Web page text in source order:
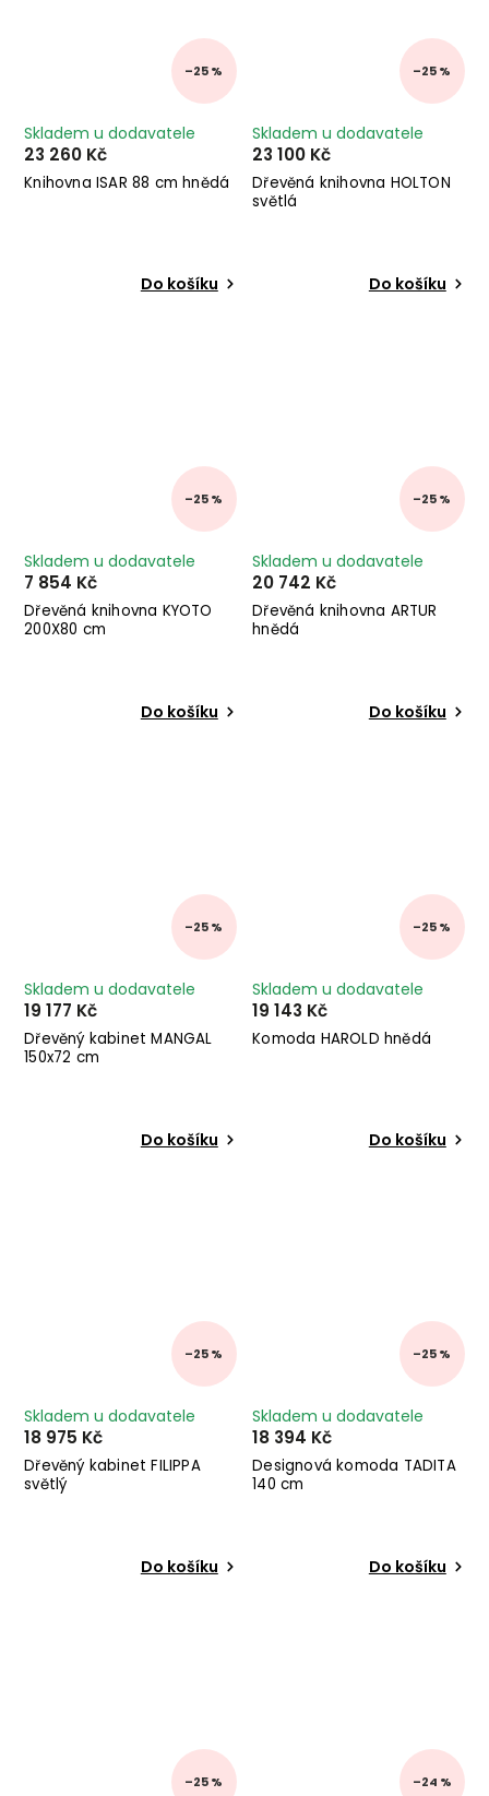
–25 %
Knihovna ISAR 88 cm hnědá
Skladem u dodavatele
23 260 Kč
Do košíku
–25 %
Dřevěná knihovna HOLTON
světlá
Skladem u dodavatele
23 100 Kč
Do košíku
–25 %
Dřevěná knihovna KYOTO
200X80 cm
Skladem u dodavatele
7 854 Kč
Do košíku
–25 %
Dřevěná knihovna ARTUR
hnědá
Skladem u dodavatele
20 742 Kč
Do košíku
–25 %
Dřevěný kabinet MANGAL
150x72 cm
Skladem u dodavatele
19 177 Kč
Do košíku
–25 %
Komoda HAROLD hnědá
Skladem u dodavatele
19 143 Kč
Do košíku
–25 %
Dřevěný kabinet FILIPPA
světlý
Skladem u dodavatele
18 975 Kč
Do košíku
–25 %
Designová komoda TADITA
140 cm
Skladem u dodavatele
18 394 Kč
Do košíku
–25 % –24 %